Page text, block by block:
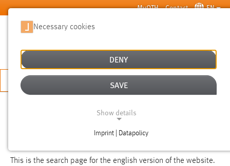
Skip to main content MyOTH Contact EN
APPLY NOW
This is the search page for the english version of the website.
Necessary cookies
DENY
SAVE
Show details
Imprint | Datapolicy